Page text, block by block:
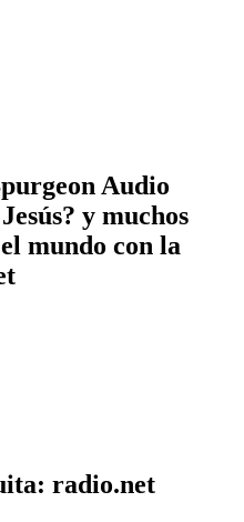
Audio
y muchos
mundo con la
radio.net